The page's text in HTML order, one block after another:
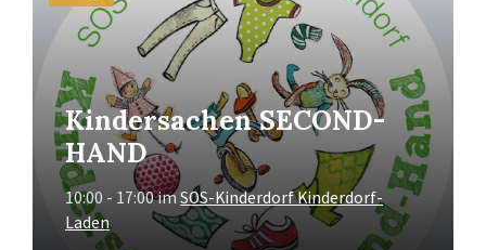
Kindersachen SECOND-
HAND
10:00 - 17:00imSOS-Kinderdorf Kinderdorf-
Laden